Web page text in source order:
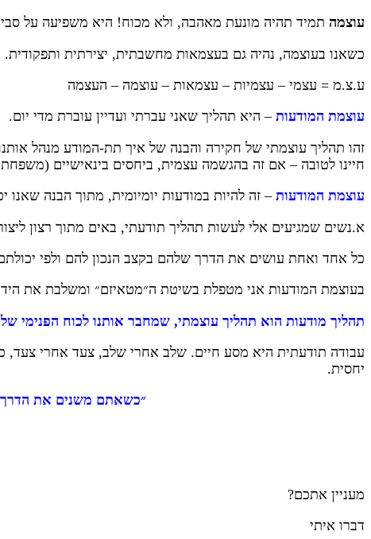
עוצמה תמיד תהיה מונעת מאהבה, ולא מכוח! היא משפיעה על
כשאנו בעוצמה, נהיה גם בעצמאות מחשבתית, יצירתית ותפקודית.
ע.צ.מ = עצמי – עצמיות – עצמאות – עוצמה – העצמה
עוצמת המודעות – היא תהליך שאני עברתי ועדיין עוברת מדי יום.
זהו תהליך עוצמתי של חקירה והבנה של איך תת-המודע מנהל
חיינו לטובה – אם זה בהגשמה עצמית, ביחסים בינאישיים
עוצמת המודעות – זה להיות במודעות יומיומית, מתוך הבנה
א.נשים שמגיעים אלי לעשות תהליך תודעתי, באים מתוך רצון
כל אחד ואחת עושים את הדרך שלהם בקצב הנכון להם ולפי
בעוצמת המודעות אני מטפלת בשיטת ה״מטאיזם״ ומשלבת את
תהליך מודעות הוא תהליך עוצמתי, שמחבר אותנו לכוח הפנימי
עבודה תודעתית היא מסע חיים. שלב אחרי שלב, צעד אחרי צעד, כל
יחסית.
״כשאתם משנים את
מעניין אתכם?
דברו איתי